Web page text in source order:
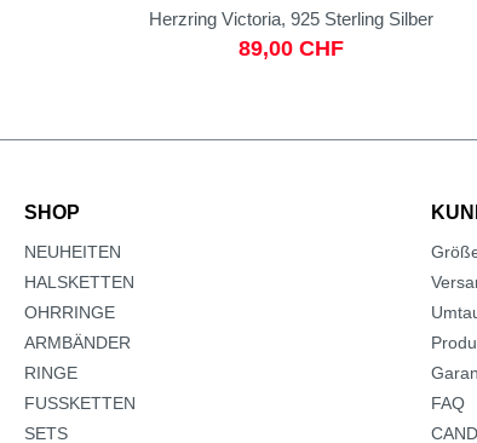
Herzring Victoria, 925 Sterling Silber
89,00 CHF
SHOP
NEUHEITEN
HALSKETTEN
OHRRINGE
ARMBÄNDER
RINGE
FUSSKETTEN
SETS
FAQ